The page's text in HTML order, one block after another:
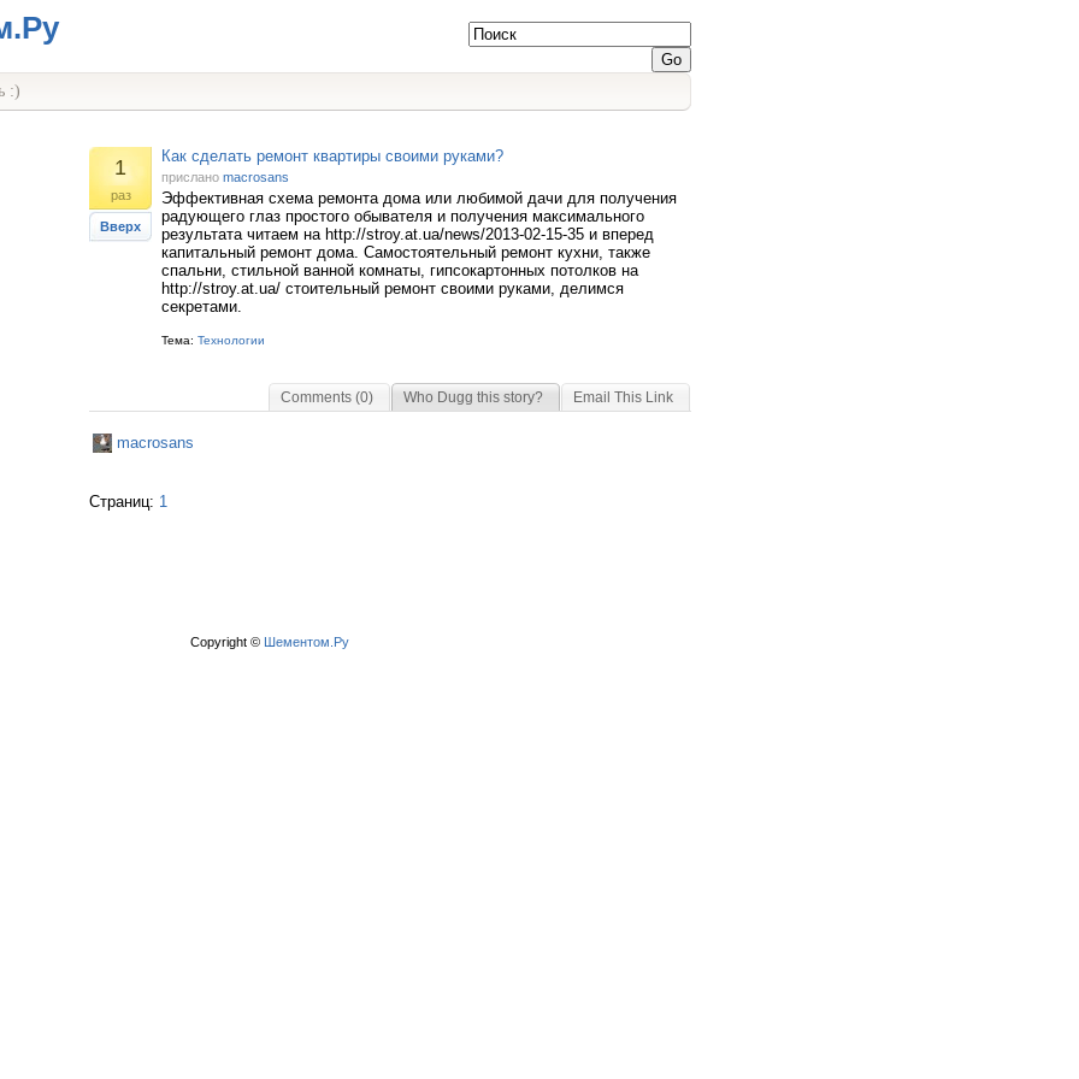
:)
1
раз
Вверх
Как сделать ремонт квартиры своими руками?
прислано macrosans
Эффективная схема ремонта дома или любимой дачи для получения
радующего глаз простого обывателя и получения максимального
результата читаем на http://stroy.at.ua/news/2013-02-15-35 и вперед
капитальный ремонт дома. Самостоятельный ремонт кухни, также
спальни, стильной ванной комнаты, гипсокартонных потолков на
http://stroy.at.ua/ стоительный ремонт своими руками, делимся
секретами.
Тема: Технологии
Comments (0) Who Dugg this story? Email This Link
macrosans
Страниц: 1
Copyright © Шементом.Ру